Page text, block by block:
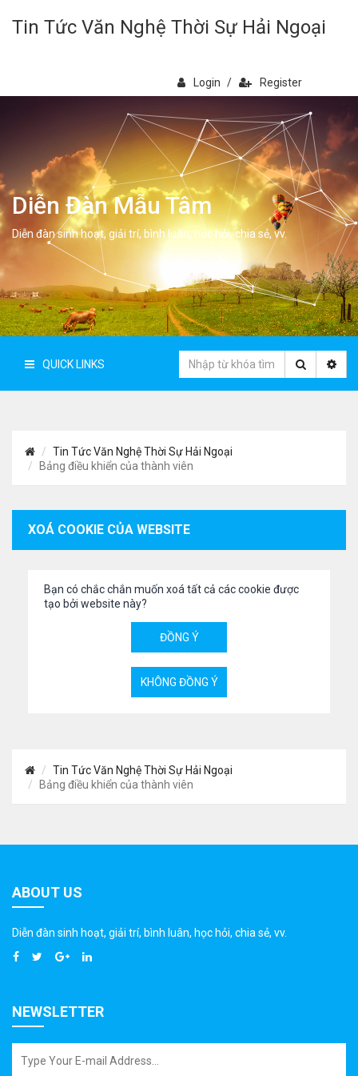
Tin Tức Văn Nghệ Thời Sự Hải Ngoại
Login / Register
Diễn Đàn Mẫu Tâm
Diễn đàn sinh hoạt, giải trí, bình luân, học hỏi, chia sẻ, vv.
QUICK LINKS
Tin Tức Văn Nghệ Thời Sự Hải Ngoại
Bảng điều khiển của thành viên
XOÁ COOKIE CỦA WEBSITE
Bạn có chắc chắn muốn xoá tất cả các cookie được
tạo bởi website này?
Tin Tức Văn Nghệ Thời Sự Hải Ngoại
Bảng điều khiển của thành viên
ABOUT US
Diễn đàn sinh hoạt, giải trí, bình luân, học hỏi, chia sẻ, vv.
NEWSLETTER